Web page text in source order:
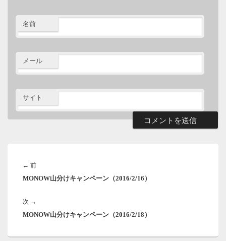
名前
メール
サイト
ビ
ー
シ
← 前前
の
MONOW山分けキャンペーン（2016/2/16）
次 →
の
MONOW山分けキャンペーン（2016/2/18）